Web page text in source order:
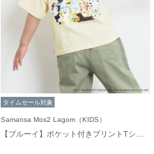
タイムセール対象
Samansa Mos2 Lagom（KIDS）